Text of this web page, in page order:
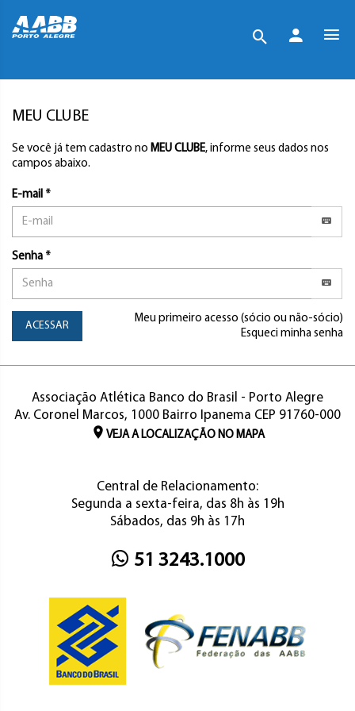
MEU CLUBE
Se você já tem cadastro no MEU CLUBE, informe seus dados nos
campos abaixo.
E-mail *
Senha *
ACESSAR
Meu primeiro acesso (sócio ou não-sócio)
Esqueci minha senha
Associação Atlética Banco do Brasil - Porto Alegre
Av. Coronel Marcos, 1000 Bairro Ipanema CEP 91760-000
VEJA A LOCALIZAÇÃO NO MAPA
Central de Relacionamento:
Segunda a sexta-feira, das 8h às 19h
Sábados, das 9h às 17h
51 3243.1000